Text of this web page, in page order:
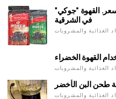
القهوة "جوكي"
في الشرقية
الغذائية والمشروبات
القهوة الخضراء
الغذائية والمشروبات
طحن البن الأخضر
الغذائية والمشروبات